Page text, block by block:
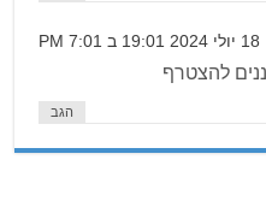
18 יולי 2024 19:01 ב 7:01 PM
להצטרף
הגב